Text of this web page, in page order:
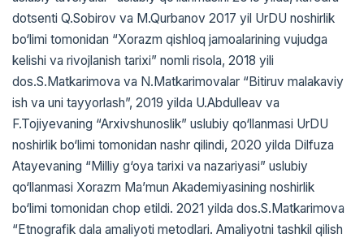
dotsenti Q.Sobirov va M.Qurbanov 2017 yil UrDU noshirlik
bo‘limi tomonidan “Xorazm qishloq jamoalarining vujudga
kelishi va rivojlanish tarixi” nomli risola, 2018 yili
dos.S.Matkarimova va N.Matkarimovalar “Bitiruv malakaviy
ish va uni tayyorlash”, 2019 yilda U.Abdulleav va
F.Tojiyevaning “Arxivshunoslik” uslubiy qo‘llanmasi UrDU
noshirlik bo‘limi tomonidan nashr qilindi, 2020 yilda Dilfuza
Atayevaning “Milliy g‘oya tarixi va nazariyasi” uslubiy
qo‘llanmasi Xorazm Ma’mun Akademiyasining noshirlik
bo‘limi tomonidan chop etildi. 2021 yilda dos.S.Matkarimova
“Etnografik dala amaliyoti metodlari. Amaliyotni tashkil qilish